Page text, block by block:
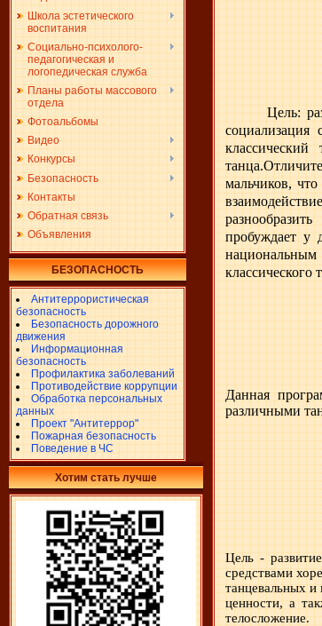
Школа эстетического
воспитания
Социально-психолого-
педагогическая и
логопедическая служба
Планы работы массового
отдела
Фотоальбомы
Видео
Конкурсы
Безопасность
Контакты
Обратная связь
Объявления
БЕЗОПАСНОСТЬ
Антитеррористическая
безопасность
Безопасность дорожного
движения
Информационная
безопасность
Профилактика заболеваний
Противодействие коррупции
Обработка персональных
данных
Проект "Антитеррор"
Пожарная безопасность
Поведение в ЧС
Хотим стать лучше
Цель:
социализация
танца.
мальчиков,
пробуждает у
национальным
Данная
различными
Цель -
средствами
танцевальных
ценности, а
телосложение.